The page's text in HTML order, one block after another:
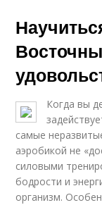
Когда вы
самые
аэробикой не
силовыми
бодрости и
организм.